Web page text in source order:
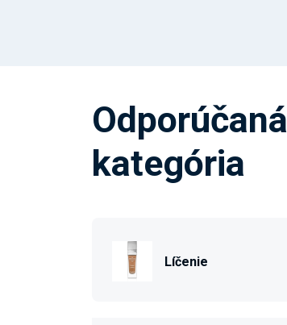
Odporúčaná
kategória
Líčenie